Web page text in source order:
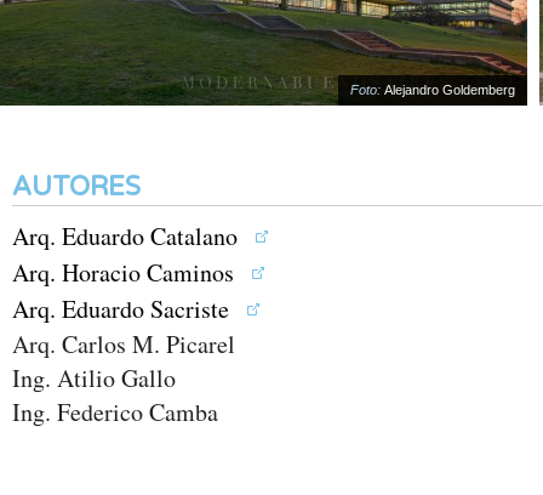
Foto:Alejandro Goldemberg
AUTORES
Arq. Eduardo Catalano
Arq. Horacio Caminos
Arq. Eduardo Sacriste
Arq. Carlos M. Picarel
Ing. Atilio Gallo
Ing. Federico Camba